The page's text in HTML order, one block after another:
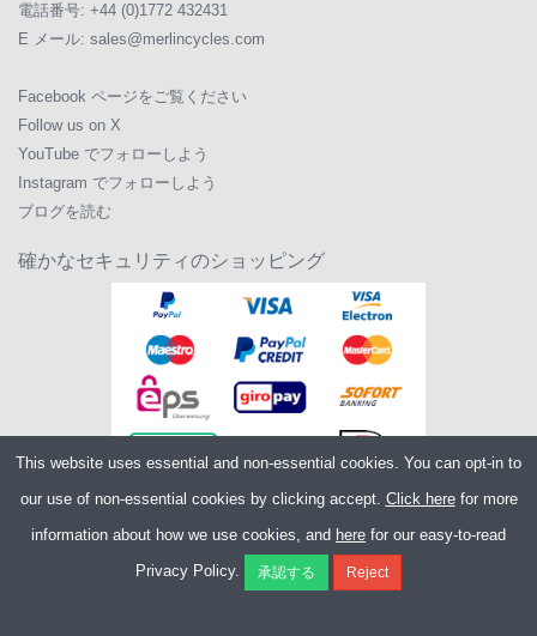
電話番号: +44 (0)1772 432431
E メール: sales@merlincycles.com
Facebook ページをご覧ください
Follow us on X
YouTube でフォローしよう
Instagram でフォローしよう
ブログを読む
確かなセキュリティのショッピング
Merlin Cycles Ltd., Unit A4 Buckshaw Link, Ordnance Road,
Buckshaw Village, Chorley PR7 7EL United Kingdom
E メール: sales@merlincycles.com
This website uses essential and non-essential cookies. You can opt-in to
our use of non-essential cookies by clicking accept. Click herefor more
information about how we use cookies, and here for our easy-to-read
Privacy Policy.